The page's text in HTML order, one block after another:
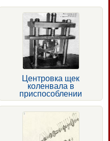
Центровка щек
коленвала в
приспособлении